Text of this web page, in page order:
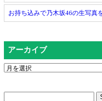
お持ち込みで乃木坂46の生写真
アーカイブ